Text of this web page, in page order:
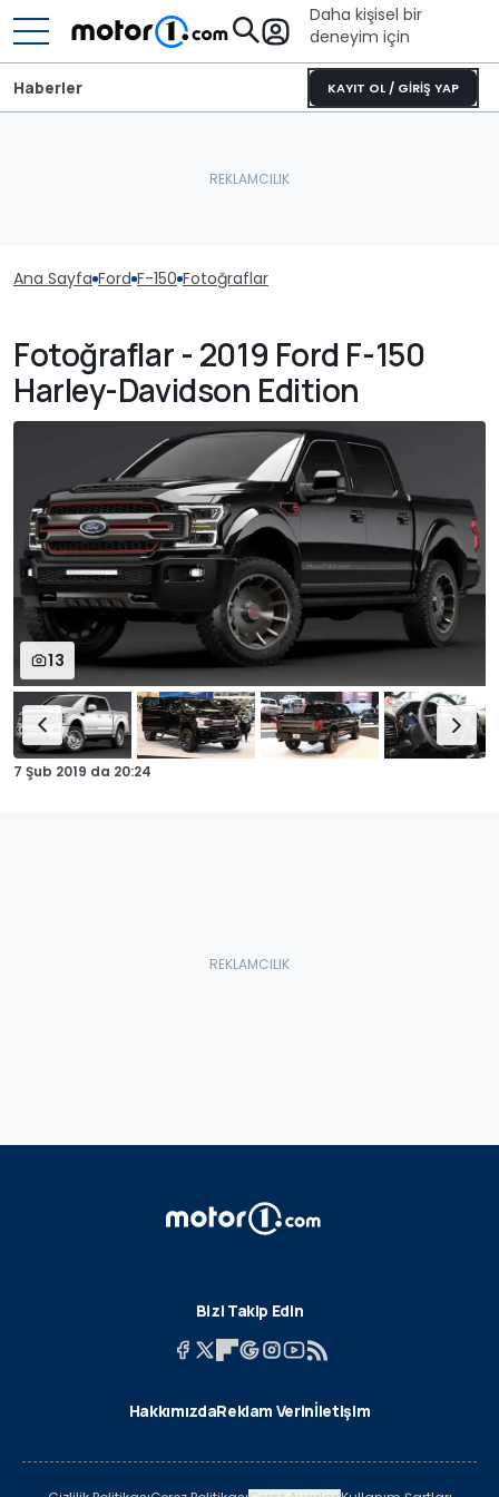
Daha kişisel bir
deneyim için
KAYIT OL / GİRİŞ YAP
Haberler
Ana Sayfa Ford F-150 Fotoğraflar
Fotoğraflar - 2019 Ford F-150
Harley-Davidson Edition
13
7 Şub 2019 da 20:24
Bizi Takip Edin
HakkımızdaReklam Verinİletişim